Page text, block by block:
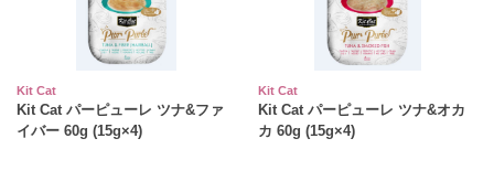
Kit Cat
Kit Cat パーピューレ ツナ&ファ
イバー 60g (15g×4)
Kit Cat
Kit Cat パーピューレ ツナ&オカ
カ 60g (15g×4)